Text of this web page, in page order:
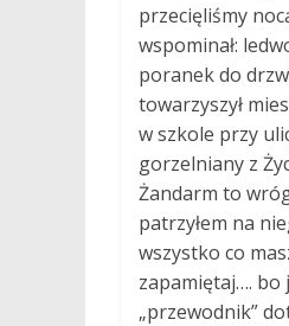
przecięliśmy
wspominał:
poranek do
towarzyszył
w szkole przy
gorzelniany z
Żandarm to
patrzyłem na
wszystko co
zapamiętaj…. bo
„przewodnik”